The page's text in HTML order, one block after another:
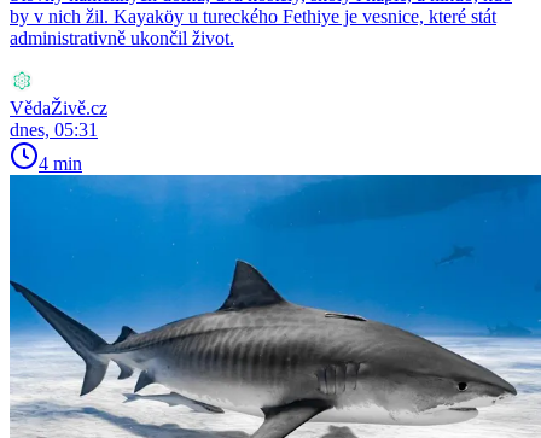
by v nich žil. Kayaköy u tureckého Fethiye je vesnice, které stát
administrativně ukončil život.
VědaŽivě.cz
dnes, 05:31
4 min